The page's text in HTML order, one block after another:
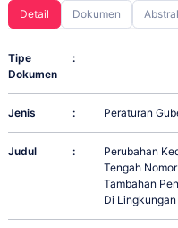
Detail Dokumen
Tipe
Dokumen
:
Jenis : Peraturan
Judul :
Perubahan
Tengah
Tambahan
Di